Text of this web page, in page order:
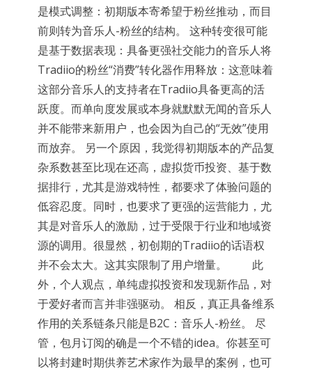
是模式调整：初期版本寄希望于粉丝推动，而目
前则转为音乐人-粉丝的结构。 这种转变很可能
是基于数据表现：具备更强社交能力的音乐人将
Tradiio的粉丝“消费”转化器作用释放：这意味着
这部分音乐人的支持者在Tradiio具备更高的活
跃度。而单向度发展或本身就默默无闻的音乐人
并不能带来新用户，也会因为自己的“无效”使用
而放弃。 另一个原因，我觉得初期版本的产品复
杂系数甚至比现在还高，虚拟货币投资、基于数
据排行，尤其是游戏特性，都要求了体验问题的
低容忍度。同时，也要求了更强的运营能力，尤
其是对音乐人的激励，过于受限于行业和地域资
源的调用。很显然，初创期的Tradiio的话语权
并不会太大。这其实限制了用户增量。 此
外，个人观点，单纯虚拟投资和发现新作品，对
于爱好者而言并非强驱动。 相反，真正具备维系
作用的关系链条只能是B2C：音乐人-粉丝。 尽
管，包月订阅的确是一个不错的idea。你甚至可
以将封建时期供养艺术家作为最早的案例，也可